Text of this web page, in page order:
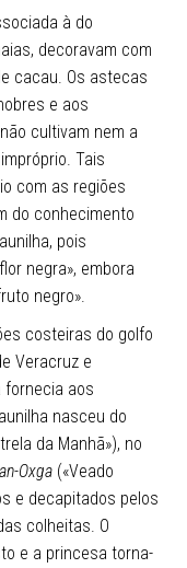
à do
decoravam com
cacau. Os astecas
e aos
cultivam nem a
Tais
com as regiões
do conhecimento
pois
negra», embora
negro».
costeiras do golfo
Veracruz e
fornecia aos
nasceu do
da Manhã»), no
Oxga («Veado
e decapitados pelos
colheitas. O
e a princesa torna-